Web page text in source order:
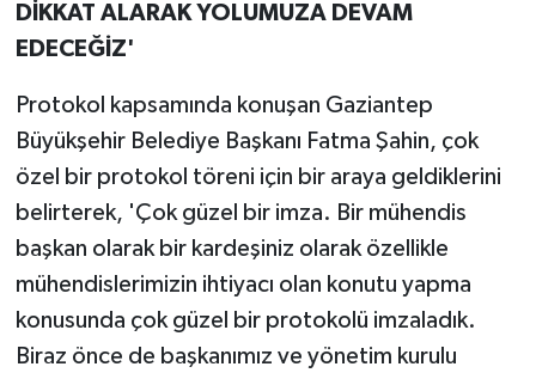
DİKKAT ALARAK YOLUMUZA DEVAM
EDECEĞİZ'
Protokol kapsamında konuşan Gaziantep
Büyükşehir Belediye Başkanı Fatma Şahin, çok
özel bir protokol töreni için bir araya geldiklerini
belirterek, 'Çok güzel bir imza. Bir mühendis
başkan olarak bir kardeşiniz olarak özellikle
mühendislerimizin ihtiyacı olan konutu yapma
konusunda çok güzel bir protokolü imzaladık.
Biraz önce de başkanımız ve yönetim kurulu